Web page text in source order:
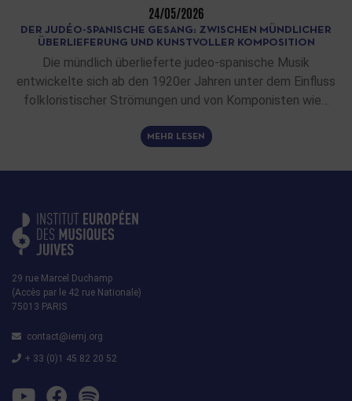
24/05/2026
DER JUDÉO-SPANISCHE GESANG: ZWISCHEN MÜNDLICHER
ÜBERLIEFERUNG UND KUNSTVOLLER KOMPOSITION
Die mündlich überlieferte judeo-spanische Musik
entwickelte sich ab den 1920er Jahren unter dem Einfluss
folkloristischer Strömungen und von Komponisten wie…
MEHR LESEN
29 rue Marcel Duchamp
(Accès par le 42 rue Nationale)
75013 PARIS
contact@iemj.org
+ 33 (0)1 45 82 20 52